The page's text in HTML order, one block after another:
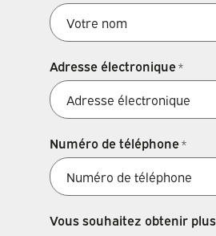
Adresse électronique*
Numéro de téléphone*
Vous souhaitez obtenir